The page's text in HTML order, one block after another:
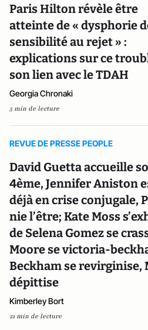
Paris Hilton révèle être
atteinte de « dysphorie
sensibilité au rejet » :
explications sur ce
son lien avec le TDAH
Georgia Chronaki
5 min de lecture
REVUE DE PRESSE PEOPLE
David Guetta accueille
4ème, Jennifer Aniston
déjà en crise conjugale,
nie l’être; Kate Moss
de Selena Gomez se
Moore se victoria-
Beckham se revirginise,
dépittise
Kimberley Bort
21 min de lecture